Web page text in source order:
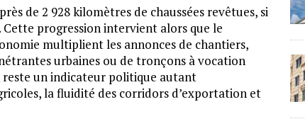
de 2 928 kilomètres de chaussées revêtues, si
Cette progression intervient alors que le
multiplient les annonces de chantiers,
urbaines ou de tronçons à vocation
reste un indicateur politique autant
la fluidité des corridors d’exportation et